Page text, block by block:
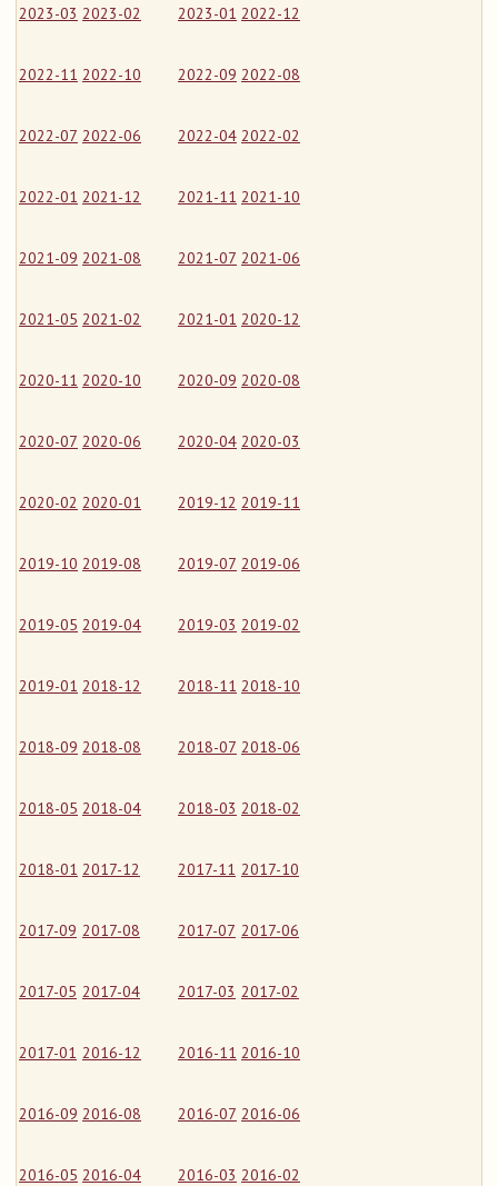
2023-03 2023-02 2023-01 2022-12
2022-11 2022-10 2022-09 2022-08
2022-07 2022-06 2022-04 2022-02
2022-01 2021-12 2021-11 2021-10
2021-09 2021-08 2021-07 2021-06
2021-05 2021-02 2021-01 2020-12
2020-11 2020-10 2020-09 2020-08
2020-07 2020-06 2020-04 2020-03
2020-02 2020-01 2019-12 2019-11
2019-10 2019-08 2019-07 2019-06
2019-05 2019-04 2019-03 2019-02
2019-01 2018-12 2018-11 2018-10
2018-09 2018-08 2018-07 2018-06
2018-05 2018-04 2018-03 2018-02
2018-01 2017-12 2017-11 2017-10
2017-09 2017-08 2017-07 2017-06
2017-05 2017-04 2017-03 2017-02
2017-01 2016-12 2016-11 2016-10
2016-09 2016-08 2016-07 2016-06
2016-05 2016-04 2016-03 2016-02